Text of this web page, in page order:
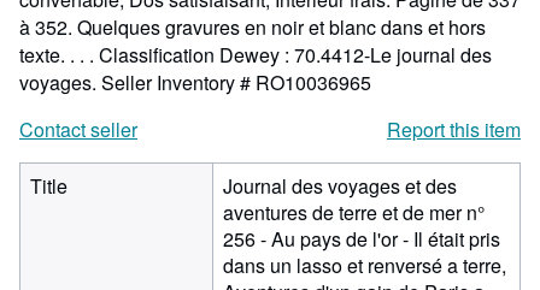
à 352. Quelques gravures en noir et blanc dans et hors
texte. . . . Classification Dewey : 70.4412-Le journal des
voyages. Seller Inventory # RO10036965
Contact seller
Report this item
Title
Journal des voyages et des
aventures de terre et de mer n°
256 - Au pays de l'or - Il était pris
dans un lasso et renversé a terre,